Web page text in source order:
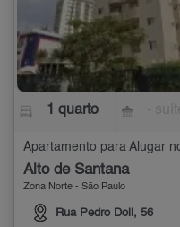
1 quarto
Alto de Santana
Zona Norte - São Paulo
Rua Pedro Doll, 56